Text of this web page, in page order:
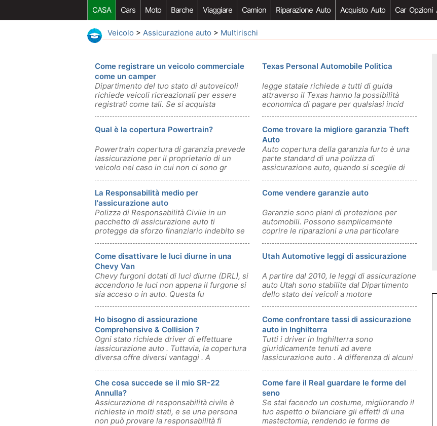
CASA Cars Moto Barche Viaggiare Camion Riparazione Auto Acquisto Auto Car Opzioni
Veicolo > Assicurazione auto > Multirischi
Come registrare un veicolo commerciale
come un camper
Dipartimento del tuo stato di autoveicoli
richiede veicoli ricreazionali per essere
registrati come tali. Se si acquista
Texas Personal Automobile Politica
legge statale richiede a tutti di guida
attraverso il Texas hanno la possibilità
economica di pagare per qualsiasi incid
Qual è la copertura Powertrain?
Powertrain copertura di garanzia prevede
lassicurazione per il proprietario di un
veicolo nel caso in cui non ci sono gr
Come trovare la migliore garanzia Theft
Auto
Auto copertura della garanzia furto è una
parte standard di una polizza di
assicurazione auto, quando si sceglie di
La Responsabilità medio per
l'assicurazione auto
Polizza di Responsabilità Civile in un
pacchetto di assicurazione auto ti
protegge da sforzo finanziario indebito se
Come vendere garanzie auto
Garanzie sono piani di protezione per
automobili. Possono semplicemente
coprire le riparazioni a una particolare
Come disattivare le luci diurne in una
Chevy Van
Chevy furgoni dotati di luci diurne (DRL), si
accendono le luci non appena il furgone si
sia acceso o in auto. Questa fu
Utah Automotive leggi di assicurazione
A partire dal 2010, le leggi di assicurazione
auto Utah sono stabilite dal Dipartimento
dello stato dei veicoli a motore
Ho bisogno di assicurazione
Comprehensive & Collision ?
Ogni stato richiede driver di effettuare
lassicurazione auto . Tuttavia, la copertura
diversa offre diversi vantaggi . A
Come confrontare tassi di assicurazione
auto in Inghilterra
Tutti i driver in Inghilterra sono
giuridicamente tenuti ad avere
lassicurazione auto . A differenza di alcuni
Che cosa succede se il mio SR-22
Annulla?
Assicurazione di responsabilità civile è
richiesta in molti stati, e se una persona
non può provare la responsabilità fi
Come fare il Real guardare le forme del
seno
Se stai facendo un costume, migliorando il
tuo aspetto o bilanciare gli effetti di una
mastectomia, rendendo le forme de